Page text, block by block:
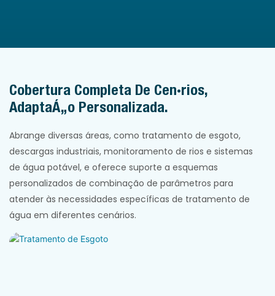
Cobertura Completa De Cenários,
Adaptação Personalizada.
Abrange diversas áreas, como tratamento de esgoto,
descargas industriais, monitoramento de rios e sistemas
de água potável, e oferece suporte a esquemas
personalizados de combinação de parâmetros para
atender às necessidades específicas de tratamento de
água em diferentes cenários.